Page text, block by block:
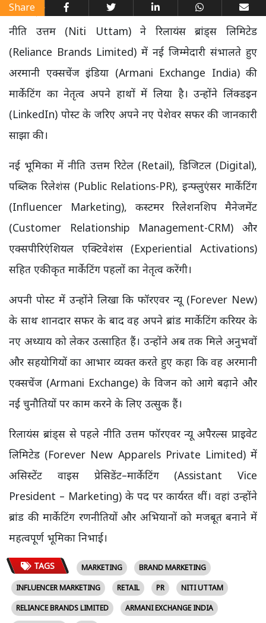
Share
नीति उत्तम (Niti Uttam) ने रिलायंस ब्रांड्स लिमिटेड
(Reliance Brands Limited) में नई जिम्मेदारी संभालते हुए
अरमानी एक्सचेंज इंडिया (Armani Exchange India) की
मार्केटिंग का नेतृत्व अपने हाथों में लिया है। उन्होंने लिंक्डइन
(LinkedIn) पोस्ट के जरिए अपने नए पेशेवर सफर की जानकारी
साझा की।
नई भूमिका में नीति उत्तम रिटेल (Retail), डिजिटल (Digital),
पब्लिक रिलेशंस (Public Relations-PR), इन्फ्लुएंसर मार्केटिंग
(Influencer Marketing), कस्टमर रिलेशनशिप मैनेजमेंट
(Customer Relationship Management-CRM) और
एक्सपीरिएंशियल एक्टिवेशंस (Experiential Activations)
सहित एकीकृत मार्केटिंग पहलों का नेतृत्व करेंगी।
अपनी पोस्ट में उन्होंने लिखा कि फॉरएवर न्यू (Forever New)
के साथ शानदार सफर के बाद वह अपने ब्रांड मार्केटिंग करियर के
नए अध्याय को लेकर उत्साहित हैं। उन्होंने अब तक मिले अनुभवों
और सहयोगियों का आभार व्यक्त करते हुए कहा कि वह अरमानी
एक्सचेंज (Armani Exchange) के विजन को आगे बढ़ाने और
नई चुनौतियों पर काम करने के लिए उत्सुक हैं।
रिलायंस ब्रांड्स से पहले नीति उत्तम फॉरएवर न्यू अपैरल्स प्राइवेट
लिमिटेड (Forever New Apparels Private Limited) में
असिस्टेंट वाइस प्रेसिडेंट–मार्केटिंग (Assistant Vice
President – Marketing) के पद पर कार्यरत थीं। वहां उन्होंने
ब्रांड की मार्केटिंग रणनीतियों और अभियानों को मजबूत बनाने में
महत्वपूर्ण भूमिका निभाई।
TAGS MARKETING
BRAND MARKETING
INFLUENCER MARKETING
RETAIL PR
NITI UTTAM
RELIANCE BRANDS LIMITED
ARMANI EXCHANGE INDIA